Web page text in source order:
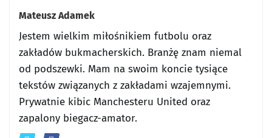
Mateusz Adamek
Jestem wielkim miłośnikiem futbolu oraz
zakładów bukmacherskich. Branżę znam niemal
od podszewki. Mam na swoim koncie tysiące
tekstów związanych z zakładami wzajemnymi.
Prywatnie kibic Manchesteru United oraz
zapalony biegacz-amator.